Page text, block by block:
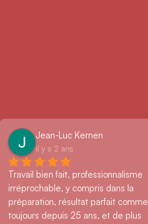
Jean-Luc Kernen
il y a 2 ans
Travail bien fait, professionnalisme
irréprochable, y compris dans la
préparation, résultat parfait comme
toujours depuis 25 ans, et de plus